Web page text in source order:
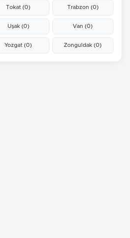
Tokat(0) Trabzon (0)
Uşak (0) Van(0)
Yozgat(0) Zonguldak(0)